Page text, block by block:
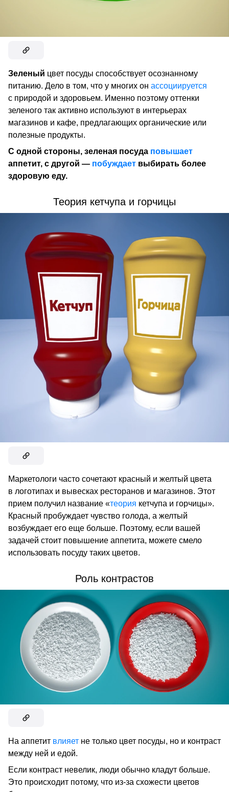
Зеленый цвет посуды способствует осознанному
питанию. Дело в том, что у многих он ассоциируется
с природой и здоровьем. Именно поэтому оттенки
зеленого так активно используют в интерьерах
магазинов и кафе, предлагающих органические или
полезные продукты.
С одной стороны, зеленая посуда повышает
аппетит, с другой — побуждает выбирать более
здоровую еду.
Теория кетчупа и горчицы
Маркетологи часто сочетают красный и желтый цвета
в логотипах и вывесках ресторанов и магазинов. Этот
прием получил название «теория кетчупа и горчицы».
Красный пробуждает чувство голода, а желтый
возбуждает его еще больше. Поэтому, если вашей
задачей стоит повышение аппетита, можете смело
использовать посуду таких цветов.
Роль контрастов
На аппетит влияет не только цвет посуды, но и контраст
между ней и едой.
Если контраст невелик, люди обычно кладут больше.
Это происходит потому, что из-за схожести цветов